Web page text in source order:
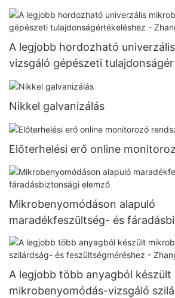
A legjobb hordozható
vizsgáló gépészeti
Zhanghua Dryer
Nikkel galvanizálás
Előterhelési erő online
Mikrobenyomódáson alapuló
maradékfeszültség- és
A legjobb több anyagból készült
mikrobenyomódás-vizsgáló